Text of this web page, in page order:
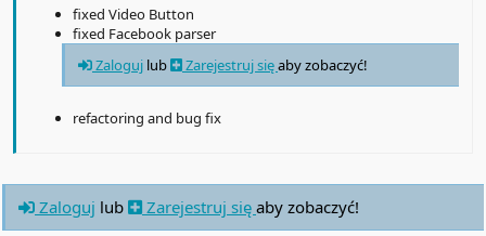
fixed Video Button
fixed Facebook parser
Zaloguj lub Zarejestruj sięaby zobaczyć!
refactoring and bug fix
Zaloguj lub Zarejestruj się aby zobaczyć!